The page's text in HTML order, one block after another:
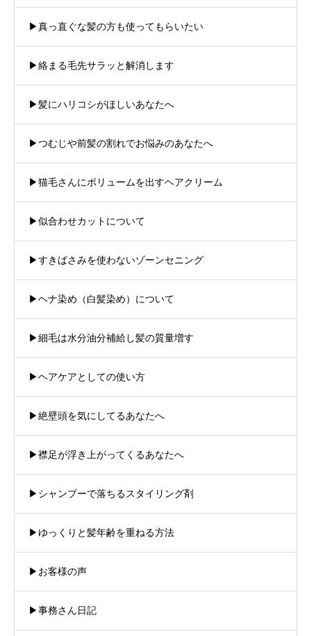
▶︎真っ直ぐな髪の方も使ってもらいたい
▶︎絡まる毛先サラッと解消します
▶︎髪にハリコシがほしいあなたへ
▶︎つむじや前髪の割れでお悩みのあなたへ
▶︎猫毛さんにボリュームを出すヘアクリーム
▶︎似合わせカットについて
▶︎すきばさみを使わないゾーンセニング
▶︎ヘナ染め（白髪染め）について
▶︎細毛は水分油分補給し髪の質量増す
▶︎ヘアケアとしての使い方
▶︎絶壁頭を気にしてるあなたへ
▶︎襟足が浮き上がってくるあなたへ
▶︎シャンプーで落ちるスタイリング剤
▶︎ゆっくりと髪年齢を重ねる方法
▶︎お客様の声
▶︎事務さん日記